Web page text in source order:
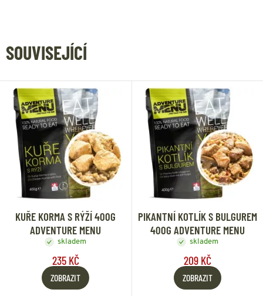
SOUVISEJÍCÍ
KUŘE KORMA S RÝŽÍ 400G
ADVENTURE MENU
skladem
235 KČ
ZOBRAZIT
PIKANTNÍ KOTLÍK S BULGUREM
400G ADVENTURE MENU
skladem
209 KČ
ZOBRAZIT